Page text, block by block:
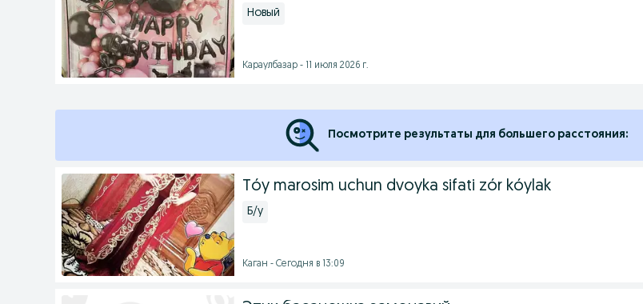
Новый
Караулбазар - 11 июля 2026 г.
Посмотрите результаты для большего расстояния:
Tóy marosim uchun dvoyka sifati zór kóylak
Б/у
Каган - Сегодня в 13:09